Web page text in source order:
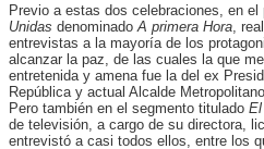
Previo a estas dos celebraciones, en el
Unidas denominado A primera Hora ,
entrevistas a la mayoría de los
alcanzar la paz, de las cuales la que
entretenida y amena fue la del ex
República y actual Alcalde
Pero también en el segmento titulado
de televisión, a cargo de su directora,
entrevistó a casi todos ellos, entre los